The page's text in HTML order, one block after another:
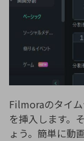
Filmoraのタイ
を挿入します。
ょう。簡単に動